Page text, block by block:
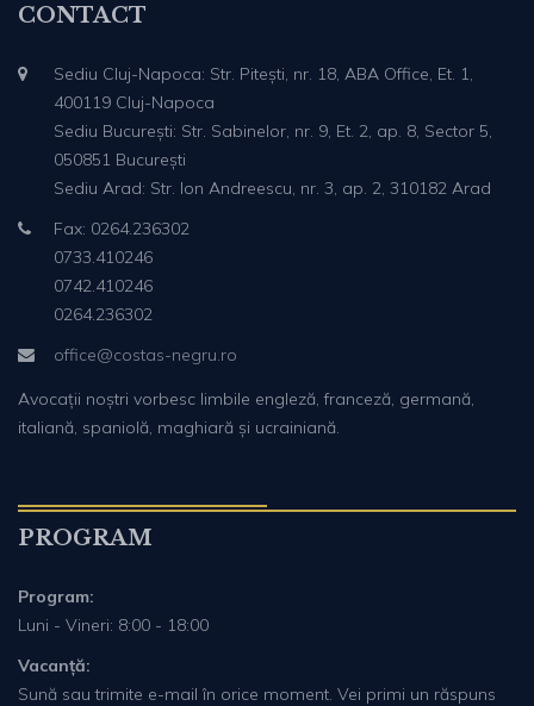
CONTACT
Sediu Cluj-Napoca: Str. Pitești, nr. 18, ABA Office, Et. 1,
400119 Cluj-Napoca
Sediu București: Str. Sabinelor, nr. 9, Et. 2, ap. 8, Sector 5,
050851 București
Sediu Arad: Str. Ion Andreescu, nr. 3, ap. 2, 310182 Arad
Fax: 0264.236302
0733.410246
0742.410246
0264.236302
office@costas-negru.ro
Avocații noștri vorbesc limbile engleză, franceză, germană,
italiană, spaniolă, maghiară și ucrainiană.
PROGRAM
Program:
Luni - Vineri: 8:00 - 18:00
Vacanță:
Sună sau trimite e-mail în orice moment. Vei primi un răspuns